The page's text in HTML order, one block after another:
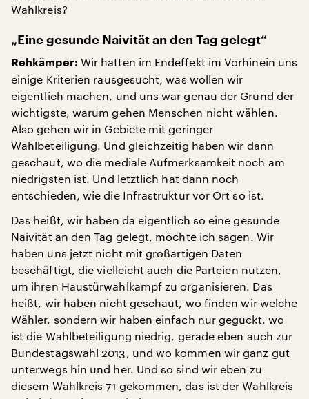
Wahlkreis?
„Eine gesunde Naivität an den Tag gelegt“
Rehkämper: Wir hatten im Endeffekt im Vorhinein uns
einige Kriterien rausgesucht, was wollen wir
eigentlich machen, und uns war genau der Grund der
wichtigste, warum gehen Menschen nicht wählen.
Also gehen wir in Gebiete mit geringer
Wahlbeteiligung. Und gleichzeitig haben wir dann
geschaut, wo die mediale Aufmerksamkeit noch am
niedrigsten ist. Und letztlich hat dann noch
entschieden, wie die Infrastruktur vor Ort so ist.
Das heißt, wir haben da eigentlich so eine gesunde
Naivität an den Tag gelegt, möchte ich sagen. Wir
haben uns jetzt nicht mit großartigen Daten
beschäftigt, die vielleicht auch die Parteien nutzen,
um ihren Haustürwahlkampf zu organisieren. Das
heißt, wir haben nicht geschaut, wo finden wir welche
Wähler, sondern wir haben einfach nur geguckt, wo
ist die Wahlbeteiligung niedrig, gerade eben auch zur
Bundestagswahl 2013, und wo kommen wir ganz gut
unterwegs hin und her. Und so sind wir eben zu
diesem Wahlkreis 71 gekommen, das ist der Wahlkreis